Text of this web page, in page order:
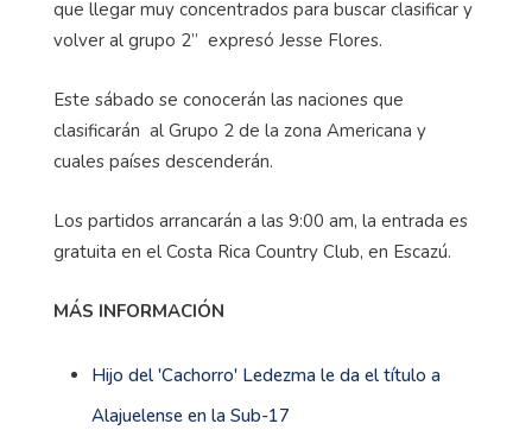
que llegar muy concentrados para buscar clasificar y
volver al grupo 2” expresó Jesse Flores.
Este sábado se conocerán las naciones que
clasificarán al Grupo 2 de la zona Americana y
cuales países descenderán.
Los partidos arrancarán a las 9:00 am, la entrada es
gratuita en el Costa Rica Country Club, en Escazú.
MÁS INFORMACIÓN
Hijo del 'Cachorro' Ledezma le da el título a
Alajuelense en la Sub-17